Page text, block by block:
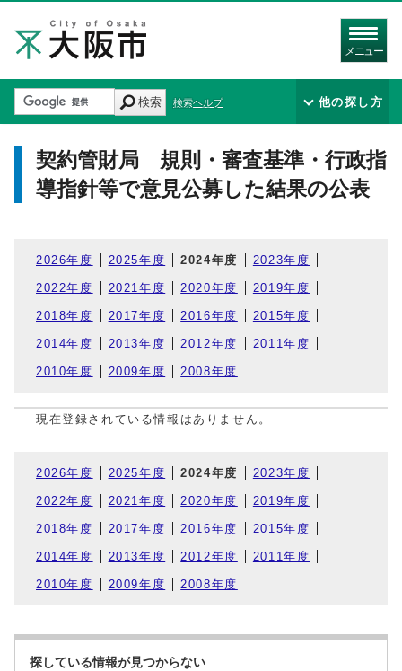
メニュー
検索 検索ヘルプ 他の探し方
契約管財局 規則・審査基準・行政指
導指針等で意見公募した結果の公表
2026年度 2025年度 2024年度 2023年度
2022年度 2021年度 2020年度 2019年度
2018年度 2017年度 2016年度 2015年度
2014年度 2013年度 2012年度 2011年度
2010年度 2009年度 2008年度
現在登録されている情報はありません。
2026年度 2025年度 2024年度 2023年度
2022年度 2021年度 2020年度 2019年度
2018年度 2017年度 2016年度 2015年度
2014年度 2013年度 2012年度 2011年度
2010年度 2009年度 2008年度
探している情報が見つからない